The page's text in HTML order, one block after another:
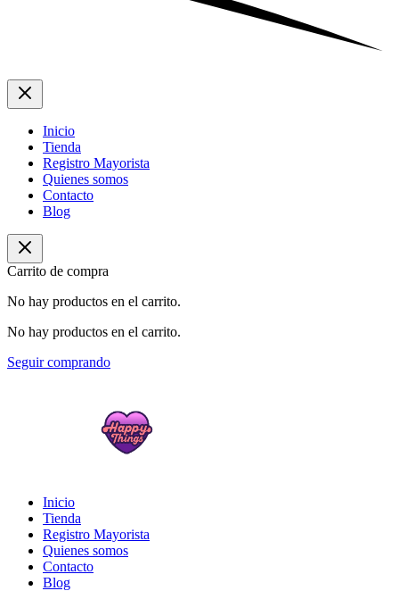
Inicio
Tienda
Registro Mayorista
Quienes somos
Contacto
Blog
Carrito de compra
No hay productos en el carrito.
No hay productos en el carrito.
Seguir comprando
Inicio
Tienda
Registro Mayorista
Quienes somos
Contacto
Blog